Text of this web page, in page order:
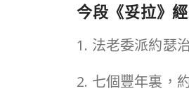
今段《妥拉》
1. 法老委派約瑟
2. 七個豐年裏，